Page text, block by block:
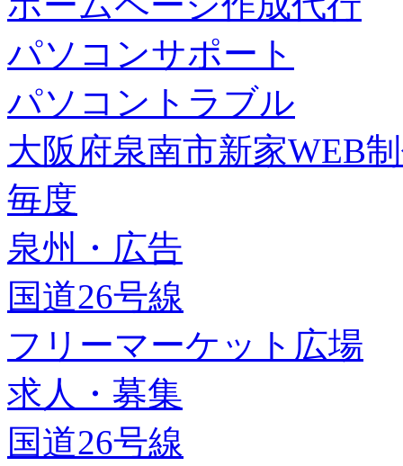
パソコンサポート
パソコントラブル
大阪府泉南市新家WEB
毎度
泉州・広告
国道26号線
フリーマーケット広場
求人・募集
国道26号線